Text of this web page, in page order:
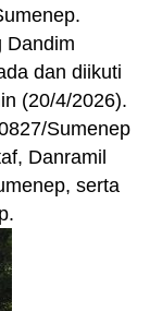
Dandim
dan diikuti
(20/4/2026).
Sumenep
Danramil
serta